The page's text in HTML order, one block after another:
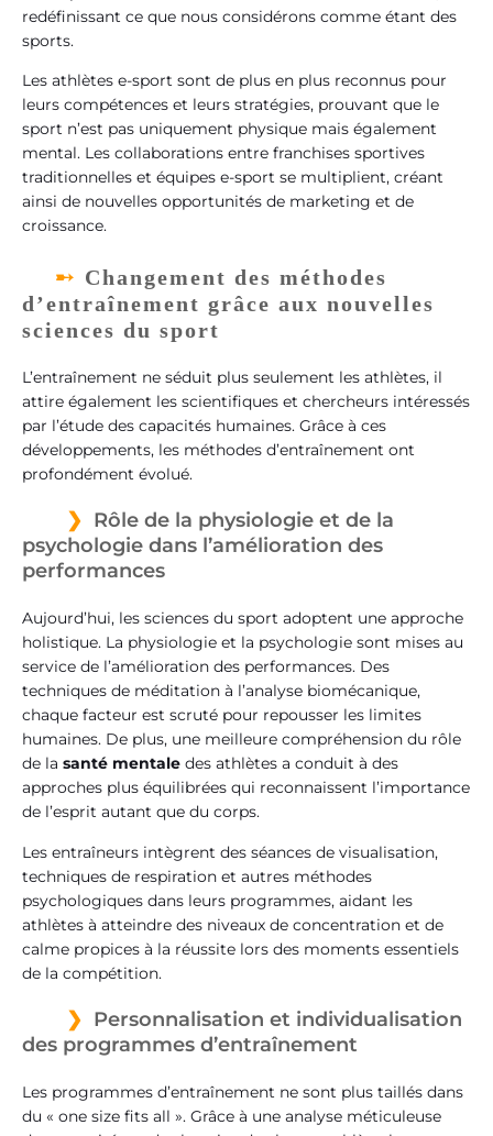
redéfinissant ce que nous considérons comme étant des
sports.
Les athlètes e-sport sont de plus en plus reconnus pour
leurs compétences et leurs stratégies, prouvant que le
sport n’est pas uniquement physique mais également
mental. Les collaborations entre franchises sportives
traditionnelles et équipes e-sport se multiplient, créant
ainsi de nouvelles opportunités de marketing et de
croissance.
Changement des méthodes
d’entraînement grâce aux nouvelles
sciences du sport
L’entraînement ne séduit plus seulement les athlètes, il
attire également les scientifiques et chercheurs intéressés
par l’étude des capacités humaines. Grâce à ces
développements, les méthodes d’entraînement ont
profondément évolué.
Rôle de la physiologie et de la
psychologie dans l’amélioration des
performances
Aujourd’hui, les sciences du sport adoptent une approche
holistique. La physiologie et la psychologie sont mises au
service de l’amélioration des performances. Des
techniques de méditation à l’analyse biomécanique,
chaque facteur est scruté pour repousser les limites
humaines. De plus, une meilleure compréhension du rôle
de la santé mentale des athlètes a conduit à des
approches plus équilibrées qui reconnaissent l’importance
de l’esprit autant que du corps.
Les entraîneurs intègrent des séances de visualisation,
techniques de respiration et autres méthodes
psychologiques dans leurs programmes, aidant les
athlètes à atteindre des niveaux de concentration et de
calme propices à la réussite lors des moments essentiels
de la compétition.
Personnalisation et individualisation
des programmes d’entraînement
Les programmes d’entraînement ne sont plus taillés dans
du « one size fits all ». Grâce à une analyse méticuleuse